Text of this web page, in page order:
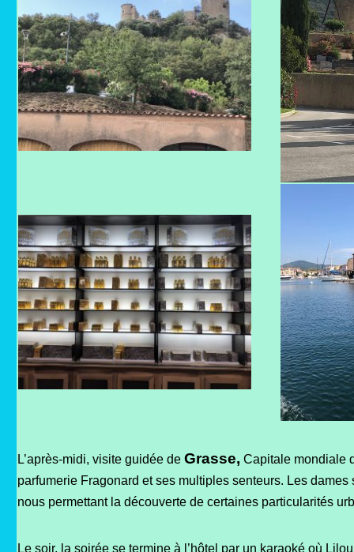
L’après-midi, visite guidée de Grasse, Capitale mondiale
parfumerie Fragonard et ses multiples senteurs. Les
nous permettant la découverte de certaines particularités
Le soir, la soirée se termine à l’hôtel par un karaoké où